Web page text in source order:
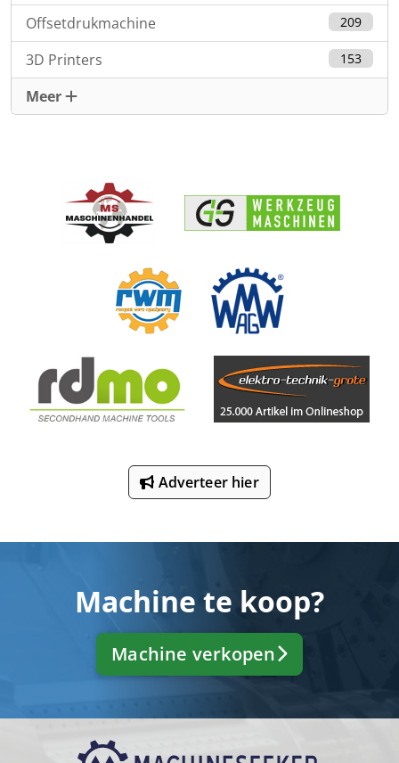
Offsetdrukmachine 209
3D Printers 153
Meer
Adverteer hier
Machine te koop?
Machine verkopen